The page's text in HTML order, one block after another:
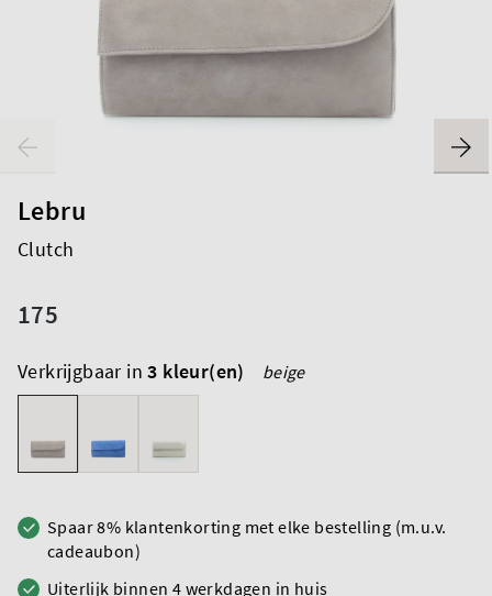
Lebru
Clutch
175
Verkrijgbaar in3 kleur(en) beige
Spaar 8% klantenkorting met elke bestelling (m.u.v.
cadeaubon)
Uiterlijk binnen 4 werkdagen in huis